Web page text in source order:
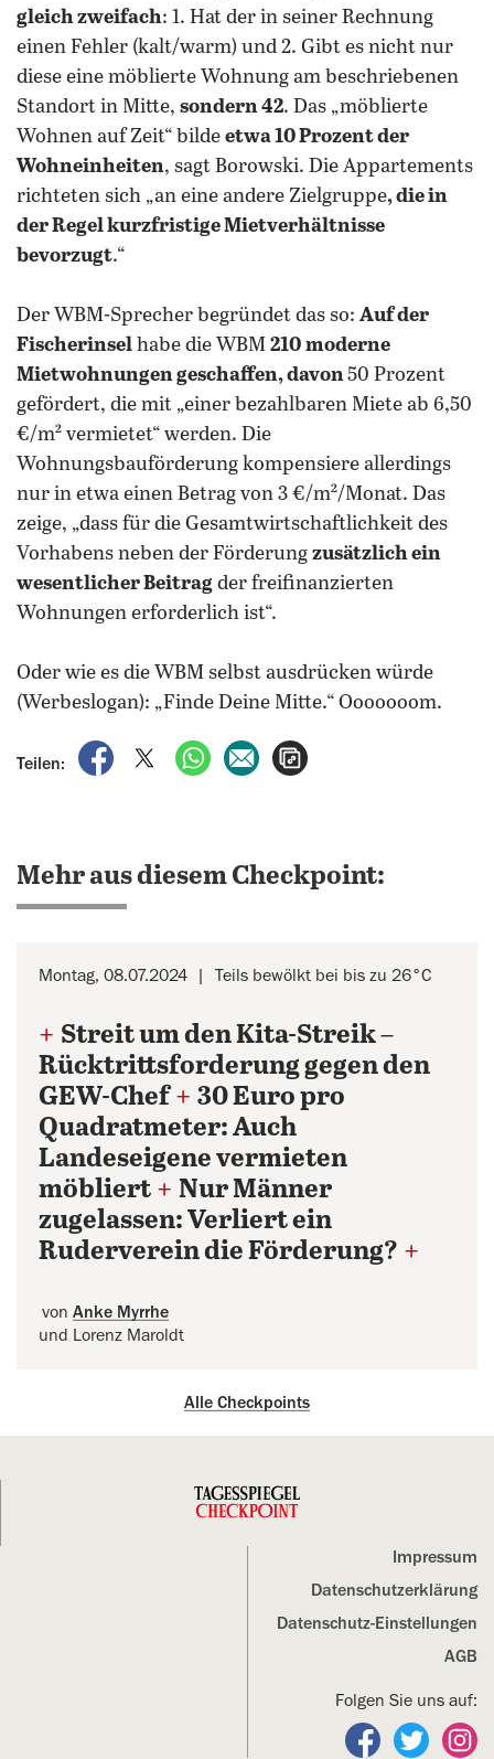
gleich zweifach: 1. Hat der in seiner Rechnung
einen Fehler (kalt/warm) und 2. Gibt es nicht nur
diese eine möblierte Wohnung am beschriebenen
Standort in Mitte, sondern 42. Das „möblierte
Wohnen auf Zeit“ bilde etwa 10 Prozent der
Wohneinheiten, sagt Borowski. Die Appartements
richteten sich „an eine andere Zielgruppe, die in
der Regel kurzfristige Mietverhältnisse
bevorzugt.“
Der WBM-Sprecher begründet das so: Auf der
Fischerinsel habe die WBM 210 moderne
Mietwohnungen geschaffen, davon50 Prozent
gefördert, die mit „einer bezahlbaren Miete ab 6,50
€/m² vermietet“ werden. Die
Wohnungsbauförderung kompensiere allerdings
nur in etwa einen Betrag von 3 €/m²/Monat. Das
zeige, „dass für die Gesamtwirtschaftlichkeit des
Vorhabens neben der Förderung zusätzlich ein
wesentlicher Beitrag der freifinanzierten
Wohnungen erforderlich ist“.
Oder wie es die WBM selbst ausdrücken würde
(Werbeslogan): „Finde Deine Mitte.“ Ooooooom.
Teilen:
auf Facebook teilen
auf X teilenper WhatsApp teilen
per E-Mail teilen
Mehr aus diesem Checkpoint:
Montag, 08.07.2024 Teils bewölkt bei bis zu 26°C
+ Streit um den Kita-Streik –
Rücktrittsforderung gegen den
GEW-Chef + 30 Euro pro
Quadratmeter: Auch
Landeseigene vermieten
möbliert + Nur Männer
zugelassen: Verliert ein
Ruderverein die Förderung? +
von Anke Myrrhe
und Lorenz Maroldt
Alle Checkpoints
Impressum
Datenschutz­erklärung
Datenschutz-Einstellungen
AGB
Folgen Sie uns auf:
Folgen Sie